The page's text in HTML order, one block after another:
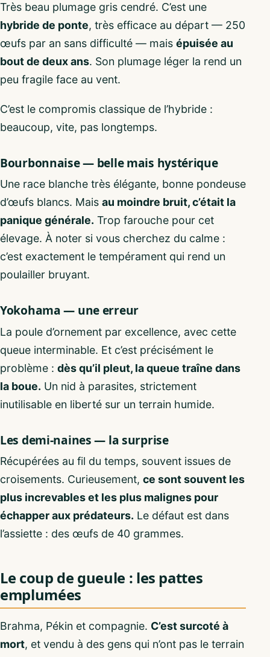
Très beau plumage gris cendré. C’est une
hybride de ponte, très efficace au départ — 250
œufs par an sans difficulté — mais épuisée au
bout de deux ans. Son plumage léger la rend un
peu fragile face au vent.
C’est le compromis classique de l’hybride :
beaucoup, vite, pas longtemps.
Bourbonnaise — belle mais hystérique
Une race blanche très élégante, bonne pondeuse
d’œufs blancs. Mais au moindre bruit, c’était la
panique générale. Trop farouche pour cet
élevage. À noter si vous cherchez du calme :
c’est exactement le tempérament qui rend un
poulailler bruyant.
Yokohama — une erreur
La poule d’ornement par excellence, avec cette
queue interminable. Et c’est précisément le
problème : dès qu’il pleut, la queue traîne dans
la boue. Un nid à parasites, strictement
inutilisable en liberté sur un terrain humide.
Les demi-naines — la surprise
Récupérées au fil du temps, souvent issues de
croisements. Curieusement, ce sont souvent les
plus increvables et les plus malignes pour
échapper aux prédateurs. Le défaut est dans
l’assiette : des œufs de 40 grammes.
Le coup de gueule : les pattes
emplumées
Brahma, Pékin et compagnie. C’est surcoté à
mort, et vendu à des gens qui n’ont pas le terrain